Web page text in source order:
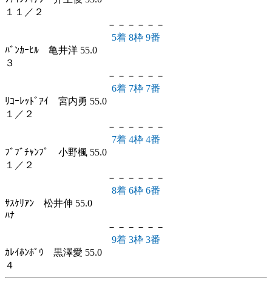
１１／２
－－－－－－
5着 8枠 9番
ﾊﾞﾝｶｰﾋﾙ 亀井洋 55.0
３
－－－－－－
6着 7枠 7番
ﾘｺｰﾚｯﾄﾞｱｲ 宮内勇 55.0
１／２
－－－－－－
7着 4枠 4番
ﾌﾞﾌﾞﾁｬﾝﾌﾟ 小野楓 55.0
１／２
－－－－－－
8着 6枠 6番
ｻｽｹﾘｱﾝ 松井伸 55.0
ﾊﾅ
－－－－－－
9着 3枠 3番
ｶﾚｲﾎﾝﾎﾟｳ 黒澤愛 55.0
４